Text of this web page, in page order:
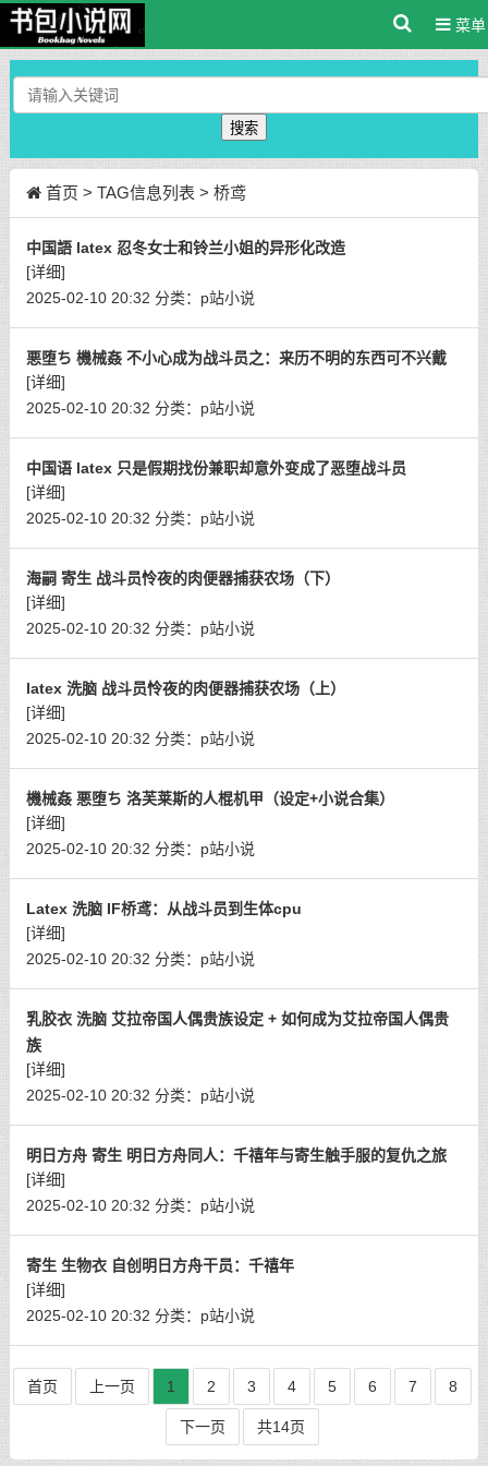
菜单
搜索
首页 > TAG信息列表 > 桥鸢
中国語 latex 忍冬女士和铃兰小姐的异形化改造
[详细]
2025-02-10 20:32 分类： p站小说
悪堕ち 機械姦 不小心成为战斗员之：来历不明的东西可不兴戴
[详细]
2025-02-10 20:32 分类： p站小说
中国语 latex 只是假期找份兼职却意外变成了恶堕战斗员
[详细]
2025-02-10 20:32 分类： p站小说
海嗣 寄生 战斗员怜夜的肉便器捕获农场（下）
[详细]
2025-02-10 20:32 分类： p站小说
latex 洗脑 战斗员怜夜的肉便器捕获农场（上）
[详细]
2025-02-10 20:32 分类： p站小说
機械姦 悪堕ち 洛芙莱斯的人棍机甲（设定+小说合集）
[详细]
2025-02-10 20:32 分类： p站小说
Latex 洗脑 IF桥鸢：从战斗员到生体cpu
[详细]
2025-02-10 20:32 分类： p站小说
乳胶衣 洗脑 艾拉帝国人偶贵族设定 + 如何成为艾拉帝国人偶贵
族
[详细]
2025-02-10 20:32 分类： p站小说
明日方舟 寄生 明日方舟同人：千禧年与寄生触手服的复仇之旅
[详细]
2025-02-10 20:32 分类： p站小说
寄生 生物衣 自创明日方舟干员：千禧年
[详细]
2025-02-10 20:32 分类： p站小说
首页 上一页 1 2 3 4 5 6 7 8
下一页 共14页